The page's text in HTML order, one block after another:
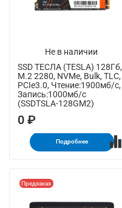
Не в наличии
SSD ТЕСЛА (TESLA) 128Гб,
M.2 2280, NVMe, Bulk, TLC,
PCIe3.0, Чтение:1900мб/с,
Запись:1000мб/с
(SSDTSLA-128GM2)
0 ₽
Подробнее
Предзаказ